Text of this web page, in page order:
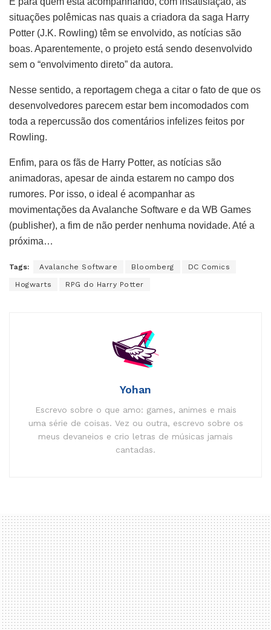
situações polêmicas nas quais a criadora da saga Harry
Potter (J.K. Rowling) têm se envolvido, as notícias são
boas. Aparentemente, o projeto está sendo desenvolvido
sem o “envolvimento direto” da autora.
Nesse sentido, a reportagem chega a citar o fato de que os
desenvolvedores parecem estar bem incomodados com
toda a repercussão dos comentários infelizes feitos por
Rowling.
Enfim, para os fãs de Harry Potter, as notícias são
animadoras, apesar de ainda estarem no campo dos
rumores. Por isso, o ideal é acompanhar as
movimentações da Avalanche Software e da WB Games
(publisher), a fim de não perder nenhuma novidade. Até a
próxima…
Tags: Avalanche Software Bloomberg DC Comics
Hogwarts RPG do Harry Potter
Yohan
Escrevo sobre o que amo: games, animes e mais
uma série de coisas. Vez ou outra, escrevo sobre os
meus devaneios e crio letras de músicas jamais
cantadas.